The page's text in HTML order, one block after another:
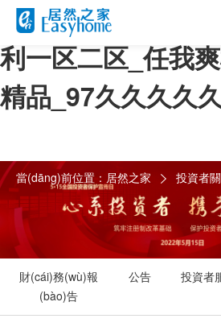
99热国产精品丝袜
利一区二区_任我
精品_97久久久久
當(dāng)前位置： 居然之家 投資者
財(cái)務(wù)報
(bào)告
公告 投資者